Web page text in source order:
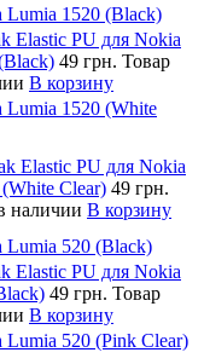
Lumia 1520 (Black)
Elastic PU для Nokia
49 грн. Товар
В корзину
Lumia 1520 (White
Elastic PU для Nokia
Clear) 49 грн.
наличии В корзину
Lumia 520 (Black)
Elastic PU для Nokia
49 грн. Товар
В корзину
Lumia 520 (Pink Clear)